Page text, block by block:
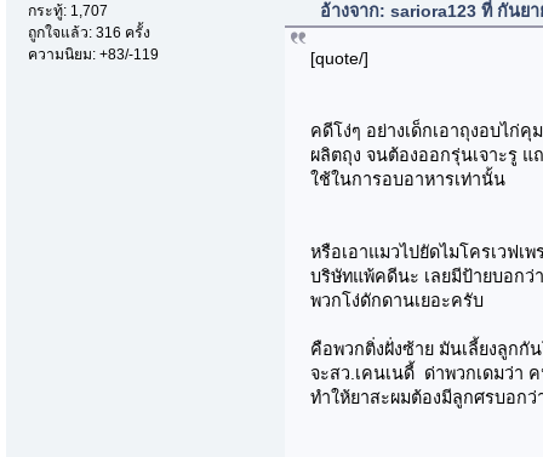
กระทู้: 1,707
ถูกใจแล้ว: 316 ครั้ง
ความนิยม: +83/-119
อ้างจาก: sariora123 ที่ กันย
[quote/]
คดีโง่ๆ อย่างเด็กเอาถุงอบไก่
ผลิตถุง จนต้องออกรุ่นเจาะรู แ
ใช้ในการอบอาหารเท่านั้น
หรือเอาแมวไปยัดไมโครเวฟเ
บริษัทแพ้คดีนะ เลยมีป้ายบอกว่
พวกโง่ดักดานเยอะครับ
คือพวกติ่งฝั่งซ้าย มันเลี้ยงลูกกั
จะสว.เคนเนดี้ ด่าพวกเดมว่า
ทำให้ยาสะผมต้องมีลูกศรบอก